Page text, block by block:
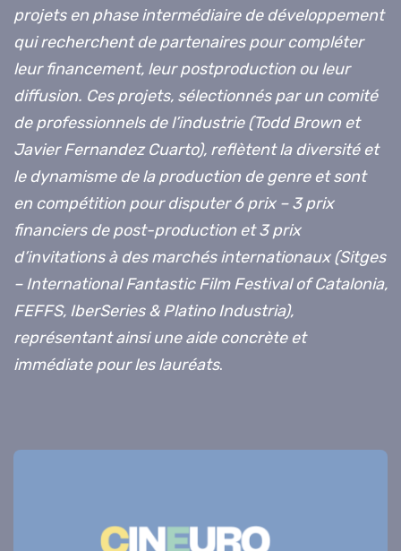
projets en phase intermédiaire de développement
qui recherchent de partenaires pour compléter
leur financement, leur postproduction ou leur
diffusion. Ces projets, sélectionnés par un comité
de professionnels de l’industrie (Todd Brown et
Javier Fernandez Cuarto), reflètent la diversité et
le dynamisme de la production de genre et sont
en compétition pour disputer 6 prix – 3 prix
financiers de post-production et 3 prix
d’invitations à des marchés internationaux (Sitges
– International Fantastic Film Festival of Catalonia,
FEFFS, IberSeries & Platino Industria),
représentant ainsi une aide concrète et
immédiate pour les lauréats.